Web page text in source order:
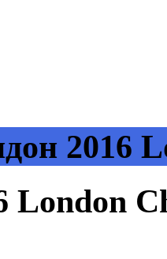
2016
London